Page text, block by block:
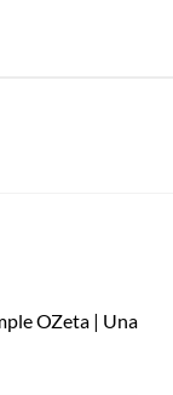
OZeta | Una